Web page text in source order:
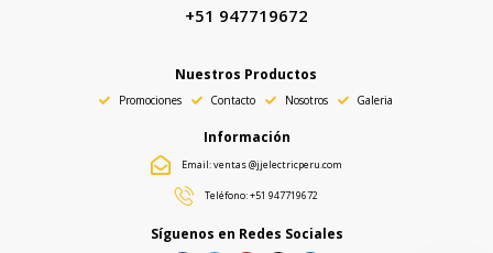
+51 947719672
Nuestros Productos
Promociones Contacto Nosotros Galeria
Información
Email: ventas @jjelectricperu.com
Teléfono: +51 947719672
Síguenos en Redes Sociales